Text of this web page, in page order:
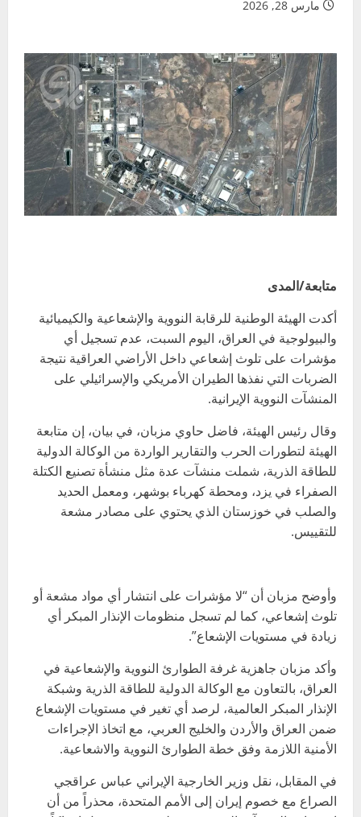
مارس 28, 2026
متابعة/المدى
أكدت الهيئة الوطنية للرقابة النووية والإشعاعية والكيميائية
والبيولوجية في العراق، اليوم السبت، عدم تسجيل أي
مؤشرات على تلوث إشعاعي داخل الأراضي العراقية نتيجة
الضربات التي نفذها الطيران الأمريكي والإسرائيلي على
المنشآت النووية الإيرانية.
وقال رئيس الهيئة، فاضل حاوي مزبان، في بيان، إن متابعة
الهيئة لتطورات الحرب والتقارير الواردة من الوكالة الدولية
للطاقة الذرية، شملت منشآت عدة مثل منشأة تصنيع الكتلة
الصفراء في يزد، ومحطة كهرباء بوشهر، ومعمل الحديد
والصلب في خوزستان الذي يحتوي على مصادر مشعة
للتقييس.
وأوضح مزبان أن “لا مؤشرات على انتشار أي مواد مشعة أو
تلوث إشعاعي، كما لم تسجل منظومات الإنذار المبكر أي
زيادة في مستويات الإشعاع”.
وأكد مزبان جاهزية غرفة الطوارئ النووية والإشعاعية في
العراق، بالتعاون مع الوكالة الدولية للطاقة الذرية وشبكة
الإنذار المبكر العالمية، لرصد أي تغير في مستويات الإشعاع
ضمن العراق والأردن والخليج العربي، مع اتخاذ الإجراءات
الأمنية اللازمة وفق خطة الطوارئ النووية والاشعاعية.
في المقابل، نقل وزير الخارجية الإيراني عباس عراقجي
الصراع مع خصوم إيران إلى الأمم المتحدة، محذراً من أن